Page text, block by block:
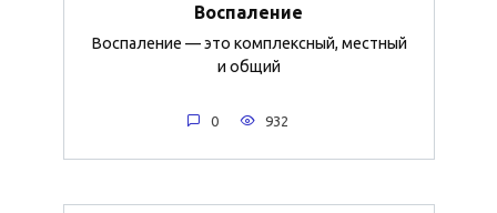
Воспаление
Воспаление — это комплексный, местный
и общий
0 932